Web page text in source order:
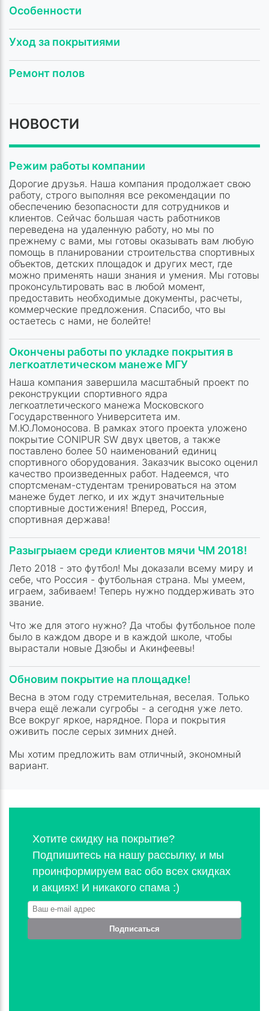
Особенности
Уход за покрытиями
Ремонт полов
НОВОСТИ
Режим работы компании
Дорогие друзья. Наша компания продолжает свою
работу, строго выполняя все рекомендации по
обеспечению безопасности для сотрудников и
клиентов. Сейчас большая часть работников
переведена на удаленную работу, но мы по
прежнему с вами, мы готовы оказывать вам любую
помощь в планировании строительства спортивных
объектов, детских площадок и других мест, где
можно применять наши знания и умения. Мы готовы
проконсультировать вас в любой момент,
предоставить необходимые документы, расчеты,
коммерческие предложения. Спасибо, что вы
остаетесь с нами, не болейте!
Окончены работы по укладке покрытия в
легкоатлетическом манеже МГУ
Наша компания завершила масштабный проект по
реконструкции спортивного ядра
легкоатлетического манежа Московского
Государственного Университета им.
М.Ю.Ломоносова. В рамках этого проекта уложено
покрытие CONIPUR SW двух цветов, а также
поставлено более 50 наименований единиц
спортивного оборудования. Заказчик высоко оценил
качество произведенных работ. Надеемся, что
спортсменам-студентам тренироваться на этом
манеже будет легко, и их ждут значительные
спортивные достижения! Вперед, Россия,
спортивная держава!
Разыгрыаем среди клиентов мячи ЧМ 2018!
Лето 2018 - это футбол! Мы доказали всему миру и
себе, что Россия - футбольная страна. Мы умеем,
играем, забиваем! Теперь нужно поддерживать это
звание.
Что же для этого нужно? Да чтобы футбольное поле
было в каждом дворе и в каждой школе, чтобы
вырастали новые Дзюбы и Акинфеевы!
Обновим покрытие на площадке!
Весна в этом году стремительная, веселая. Только
вчера ещё лежали сугробы - а сегодня уже лето.
Все вокруг яркое, нарядное. Пора и покрытия
оживить после серых зимних дней.
Мы хотим предложить вам отличный, экономный
вариант.
Хотите скидку на покрытие?
Подпишитесь на нашу рассылку, и мы
проинформируем вас обо всех скидках
и акциях! И никакого спама :)
Подписаться